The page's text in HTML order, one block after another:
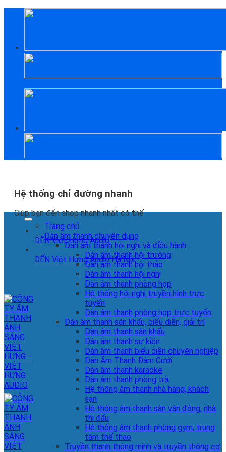
Hệ thống chỉ đường nhanh
Giúp bạn đến shop nhanh nhất có thể
ĐẾN Việt Hưng Audio
ĐẾN Việt Hưng Audio Hà Nội
Trang chủ
Dàn âm thanh chuyên dụng
Dàn âm thanh hội nghị và điều hành
Dàn âm thanh hội trường
Dàn âm thanh hội thảo
Dàn âm thanh hội nghị
Dàn âm thanh phòng họp
Hệ thống hội nghị truyền hình trực
tuyến
Dàn âm thanh phòng họp trực tuyến
Dàn âm thanh sân khấu, biểu diễn, giải trí
Dàn âm thanh sân khấu
Dàn âm thanh sự kiện
Dàn âm thanh biểu diễn chuyên nghiệp
Dàn Âm Thanh Đám Cưới
Dàn âm thanh karaoke
Dàn âm thanh phòng trà
Hệ thống âm thanh nhà hàng, khách
sạn
Hệ thống âm thanh sân vận động, nhà
thi đấu
Hệ thống âm thanh phòng gym, trung
tâm thể thao
Truyền thanh thông minh và truyền thông cơ